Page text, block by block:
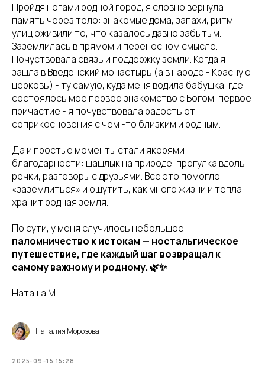
Пройдя ногами родной город, я словно вернула
память через тело: знакомые дома, запахи, ритм
улиц оживили то, что казалось давно забытым.
Заземлилась в прямом и переносном смысле.
Почуствовала связь и поддержку земли. Когда я
зашла в Введенский монастырь (а в народе - Красную
церковь) - ту самую, куда меня водила бабушка, где
состоялось моё первое знакомство с Богом, первое
причастие - я почувствовала радость от
соприкосновения с чем -то близким и родным.
Да и простые моменты стали якорями
благодарности: шашлык на природе, прогулка вдоль
речки, разговоры с друзьями. Всё это помогло
«заземлиться» и ощутить, как много жизни и тепла
хранит родная земля.
По сути, у меня случилось небольшое
паломничество к истокам — ностальгическое
путешествие, где каждый шаг возвращал к
самому важному и родному. 🌿✨
Наташа М.
Наталия Морозова
2025-09-15 15:28